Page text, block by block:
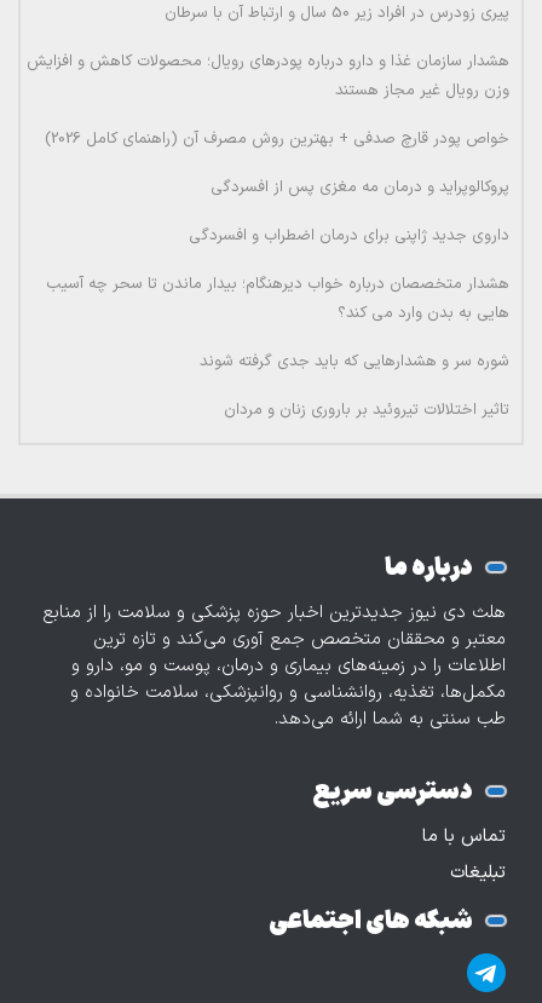
پیری زودرس در افراد زیر 50 سال و ارتباط آن با سرطان
هشدار سازمان غذا و دارو درباره پودرهای رویال؛ محصولات کاهش و افزایش
وزن رویال غیر مجاز هستند
خواص پودر قارچ صدفی + بهترین روش مصرف آن (راهنمای کامل 2026)
پروکالوپراید و درمان مه مغزی پس از افسردگی
داروی جدید ژاپنی برای درمان اضطراب و افسردگی
هشدار متخصصان درباره خواب دیرهنگام؛ بیدار ماندن تا سحر چه آسیب
هایی به بدن وارد می کند؟
شوره سر و هشدارهایی که باید جدی گرفته شوند
تاثیر اختلالات تیروئید بر باروری زنان و مردان
درباره ما
هلث دی نیوز جدیدترین اخبار حوزه پزشکی و سلامت را از منابع
معتبر و محققان متخصص جمع آوری می‌کند و تازه‌ ترین
اطلاعات را در زمینه‌های بیماری و درمان، پوست و مو، دارو و
مکمل‌ها، تغذیه، روانشناسی و روانپزشکی، سلامت خانواده و
طب سنتی به شما ارائه می‌دهد.
دسترسی سریع
تماس با ما
تبلیغات
شبکه های اجتماعی